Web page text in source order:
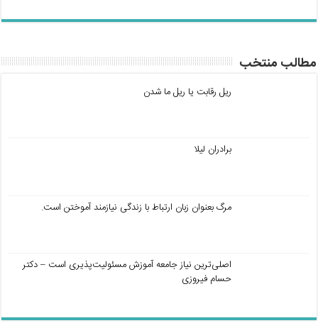
مطالب منتخب
ریل رقابت یا ریل ما شدن
برادران لیلا
مرگ بعنوان زبان ارتباط با زندگی نیازمند آموختن است.
اصلی‌ترین نیاز جامعه آموزش مسئولیت‌پذیری است – دکتر
حسام فیروزی